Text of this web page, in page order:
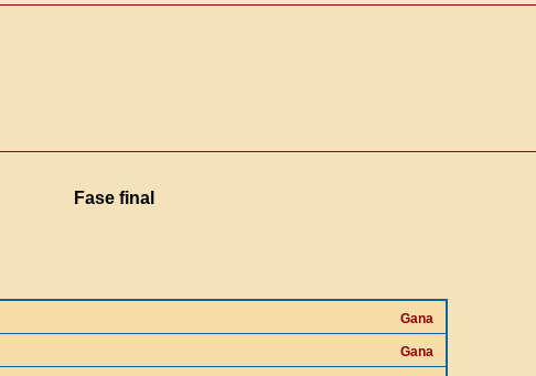
Fase final
Gana
Gana